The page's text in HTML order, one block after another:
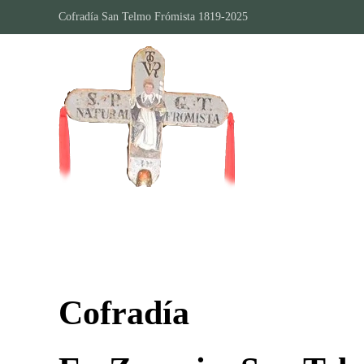
Skip to main content
Cofradía San Telmo Frómista 1819-2025
Cofradía